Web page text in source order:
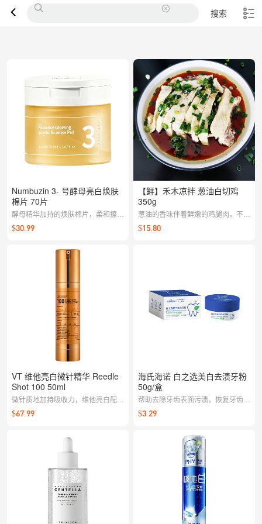
搜索
Numbuzin 3- 号酵母亮白焕肤
棉片 70片
酵母精华加持的焕肤棉片，柔和擦拭
代谢老废角质，帮助提升透亮度，改
善粗糙与暗沉，打通后续护肤吸收通
$30.99
VT 维他亮白微针精华 Reedle
Shot 100 50ml
微针质地加持吸收力，维他亮白配方
为肌肤注入光采，轻薄易推不黏腻，
帮助提亮肤色、均匀肤调，适合想改
$67.99
【鲜】禾木凉拌 葱油白切鸡
350g
葱油的香味伴着鲜嫩的鸡腿肉，不可
多得的美味 当天现拌无预制 【提前
两天22:00截单，周一至周日配送】
$15.80
海氏海诺 白之选美白去渍牙粉
50g/盒
帮助去除牙齿表面污渍，恢复牙齿自
然亮白
$3.29